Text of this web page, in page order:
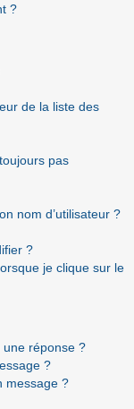
?
de la liste des
pas
nom d’utilisateur ?
?
je clique sur le
réponse ?
?
message ?